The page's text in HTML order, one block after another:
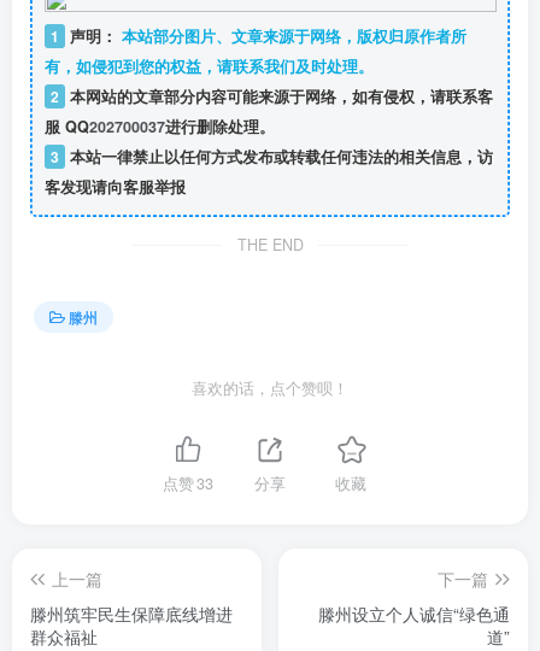
1 声明： 本站部分图片、文章来源于网络，版权归原作者所
有，如侵犯到您的权益，请联系我们及时处理。
2 本网站的文章部分内容可能来源于网络，如有侵权，请联系客
服 QQ202700037进行删除处理。
3 本站一律禁止以任何方式发布或转载任何违法的相关信息，访
客发现请向客服举报
THE END
滕州
喜欢的话，点个赞呗！
点赞33 分享 收藏
上一篇
滕州筑牢民生保障底线增进
群众福祉
下一篇
滕州设立个人诚信“绿色通
道”